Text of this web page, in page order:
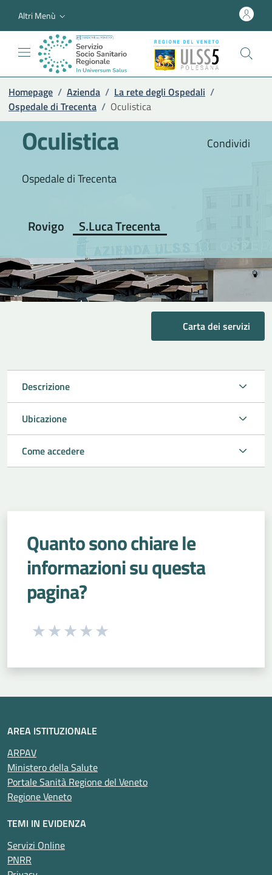
Altri Menù
Homepage / Azienda / La rete degli Ospedali /
Ospedale di Trecenta / Oculistica
Condividi
Oculistica
Ospedale di Trecenta
Rovigo S.Luca Trecenta
Carta dei servizi
Descrizione
Ubicazione
Come accedere
Quanto sono chiare le
informazioni su questa
pagina?
Seleziona una valutazione da 1 a 5 stelle
AREA ISTITUZIONALE
ARPAV
Ministero della Salute
Portale Sanità Regione del Veneto
Regione Veneto
TEMI IN EVIDENZA
Servizi Online
PNRR